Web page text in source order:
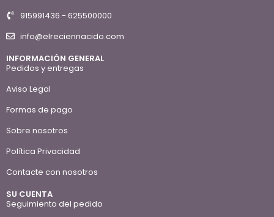
915991436 - 625500000
info@elreciennacido.com
INFORMACIÓN GENERAL
Pedidos y entregas
Aviso Legal
Formas de pago
Sobre nosotros
Política Privacidad
Contacte con nosotros
SU CUENTA
Seguimiento del pedido